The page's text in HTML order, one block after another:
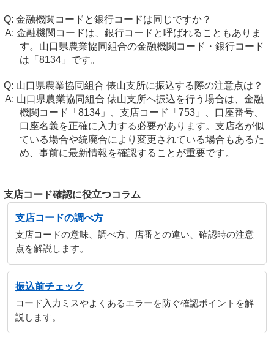
金融機関コードと銀行コードは同じですか？
金融機関コードは、銀行コードと呼ばれることもありま
す。山口県農業協同組合の金融機関コード・銀行コード
は「8134」です。
山口県農業協同組合 俵山支所に振込する際の注意点は？
山口県農業協同組合 俵山支所へ振込を行う場合は、金融
機関コード「8134」、支店コード「753」、口座番号、
口座名義を正確に入力する必要があります。支店名が似
ている場合や統廃合により変更されている場合もあるた
め、事前に最新情報を確認することが重要です。
支店コード確認に役立つコラム
支店コードの調べ方
支店コードの意味、調べ方、店番との違い、確認時の注意
点を解説します。
振込前チェック
コード入力ミスやよくあるエラーを防ぐ確認ポイントを解
説します。